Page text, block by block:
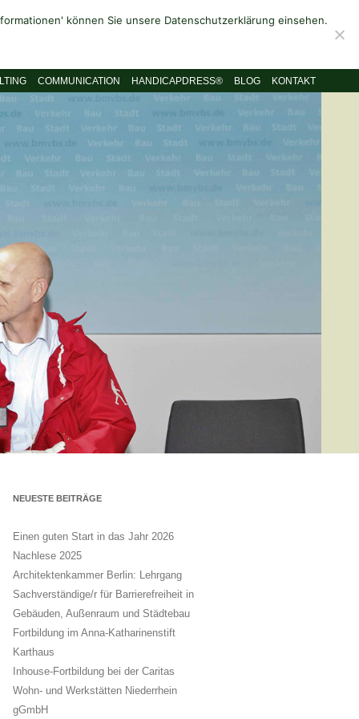
COMMUNICATION HANDICAPDRESS® BLOG KONTAKT
NEUESTE BEITRÄGE
Einen guten Start in das Jahr 2026
Nachlese 2025
Architektenkammer Berlin: Lehrgang
Sachverständige/r für Barrierefreiheit in
Gebäuden, Außenraum und Städtebau
Fortbildung im Anna-Katharinenstift
Karthaus
Inhouse-Fortbildung bei der Caritas
Wohn- und Werkstätten Niederrhein
gGmbH
können Sie unsere Datenschutzerklärung einsehen.